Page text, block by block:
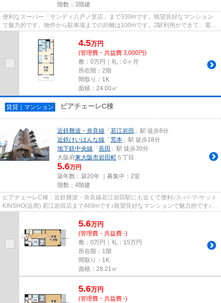
階数：3階建
便利なスーパー「サンディ八戸ノ里店」まで330mです。眺望良好なマンション
で魅力的です。物件から駐車場までの距離は100mです。2駅利用ができて、電車
での移動に役立つ物件です。でき...
4.5万円
(管理費・共益費 3,000円)
敷：0万円｜礼：0ヶ月
所在階：2階
間取り：1K
面積：24.00㎡
賃貸｜マンション ピアチェーレC棟
近鉄難波・奈良線 「若江岩田 」駅 徒歩8分
近鉄けいはんな線 「荒本 」駅 徒歩18分
地下鉄中央線 「長田 」駅 徒歩30分
大阪府東大阪市岩田町 ５丁目
5.6万円
築年数：築20年 ｜募集中： 2室
階数：4階建
ピアチェーレC棟：近鉄難波・奈良線若江岩田駅にも近くて便利♪ス-パ-マ-ケット
KINSHO(近商) 若江岩田店まで469mです♪眺望良好なマンションで魅力的です♪マ
ンションは通風良好な空間で...
5.6万円
(管理費・共益費 -)
敷：0万円｜礼：15万円
所在階：1階
間取り：1K
面積：28.21㎡
5.6万円
(管理費・共益費 -)